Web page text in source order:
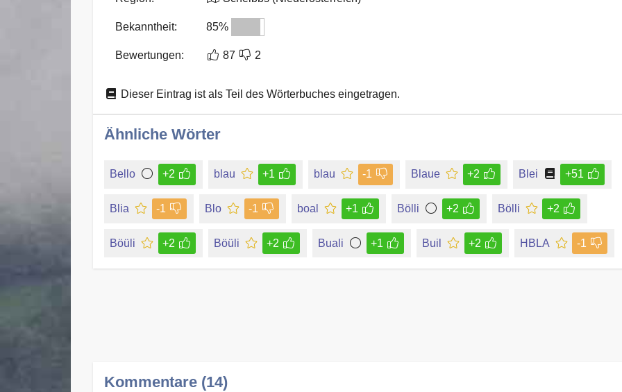
Bekanntheit: 85%
Bewertungen: 87 2
Dieser Eintrag ist als Teil des Wörterbuches eingetragen.
Ähnliche Wörter
Bello +2 blau +1 blau -1 Blaue +2 Blei +51
Blia -1 Blo -1 boal +1 Bölli +2 Bölli +2
Böüli +2 Böüli +2 Buali +1 Buil +2 HBLA -1
Kommentare (14)